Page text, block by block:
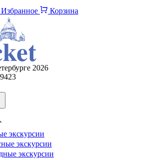
Избранное Корзина
2026
экскурсии
экскурсии
экскурсии